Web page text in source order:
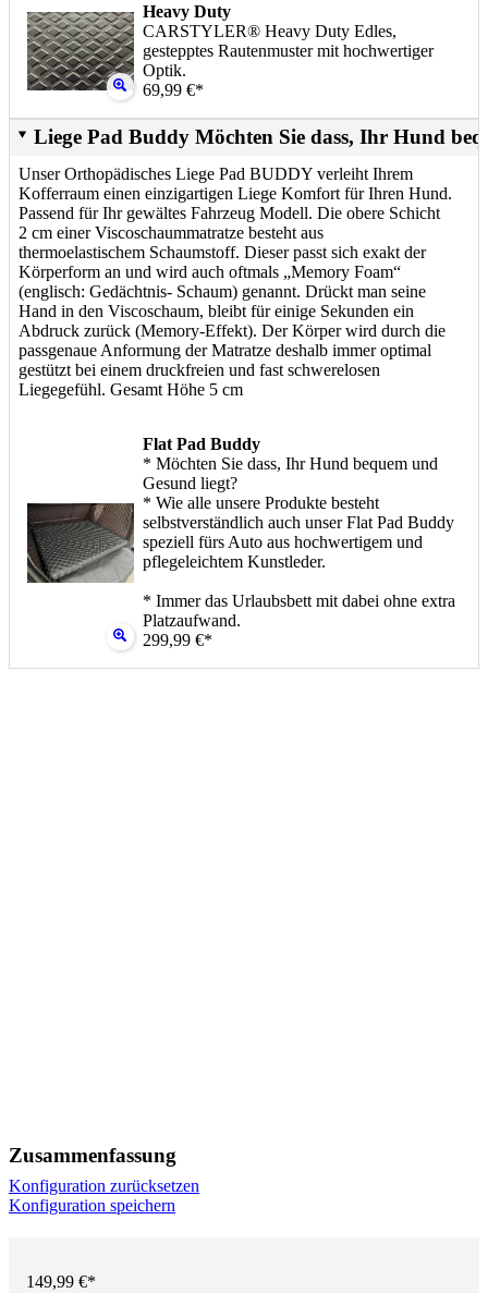
Heavy Duty
CARSTYLER® Heavy Duty Edles,
gestepptes Rautenmuster mit hochwertiger
Optik.
69,99 €*
Liege Pad Buddy Möchten Sie dass, Ihr Hund
Unser Orthopädisches Liege Pad BUDDY verleiht Ihrem
Kofferraum einen einzigartigen Liege Komfort für Ihren Hund.
Passend für Ihr gewältes Fahrzeug Modell. Die obere Schicht
2 cm einer Viscoschaummatratze besteht aus
thermoelastischem Schaumstoff. Dieser passt sich exakt der
Körperform an und wird auch oftmals „Memory Foam“
(englisch: Gedächtnis- Schaum) genannt. Drückt man seine
Hand in den Viscoschaum, bleibt für einige Sekunden ein
Abdruck zurück (Memory-Effekt). Der Körper wird durch die
passgenaue Anformung der Matratze deshalb immer optimal
gestützt bei einem druckfreien und fast schwerelosen
Liegegefühl. Gesamt Höhe 5 cm
Flat Pad Buddy
* Möchten Sie dass, Ihr Hund bequem und
Gesund liegt?
* Wie alle unsere Produkte besteht
selbstverständlich auch unser Flat Pad Buddy
speziell fürs Auto aus hochwertigem und
pflegeleichtem Kunstleder.
* Immer das Urlaubsbett mit dabei ohne extra
Platzaufwand.
299,99 €*
Zusammenfassung
Konfiguration zurücksetzen
Konfiguration speichern
149,99 €*